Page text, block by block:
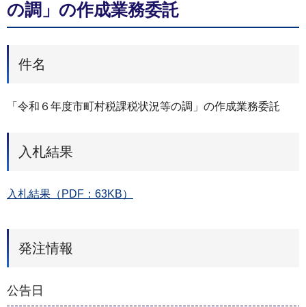
の調」の作成業務委託
件名
「令和６年度市町村税課税状況等の調」の作成業務委託
入札結果
入札結果（PDF：63KB）
発注情報
公告日